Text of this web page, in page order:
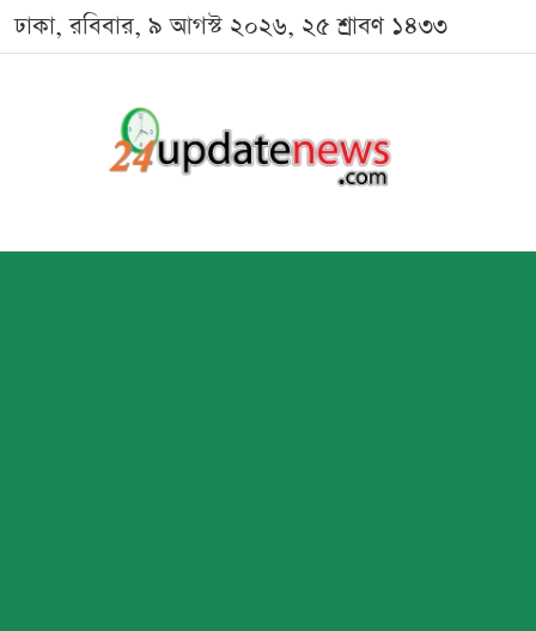
ঢাকা, রবিবার, ৯ আগস্ট ২০২৬, ২৫ শ্রাবণ ১৪৩৩